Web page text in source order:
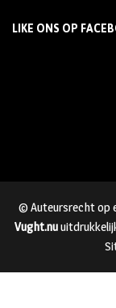
LIKE ONS OP
© Auteursrecht op
Vught.nu